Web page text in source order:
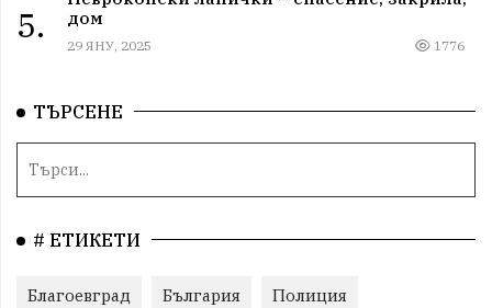
5.
дом
29 ЯНУ, 2025 1776
ТЪРСЕНЕ
# ЕТИКЕТИ
Благоевград България Полиция